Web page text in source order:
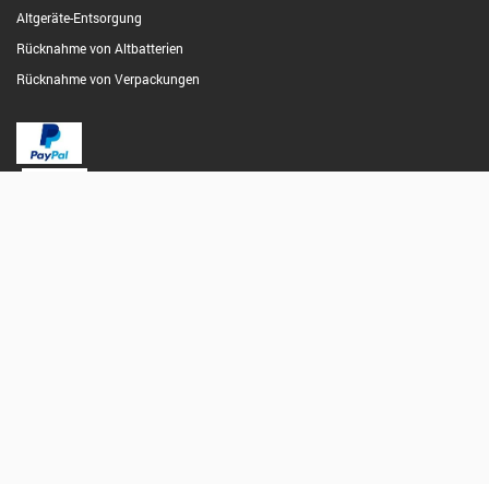
Altgeräte-Entsorgung
Rücknahme von Altbatterien
Rücknahme von Verpackungen